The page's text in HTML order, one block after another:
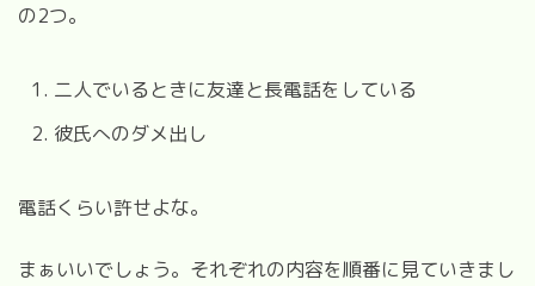
の2つ。
二人でいるときに友達と長電話をしている
彼氏へのダメ出し
電話くらい許せよな。
まぁいいでしょう。それぞれの内容を順番に見ていきまし